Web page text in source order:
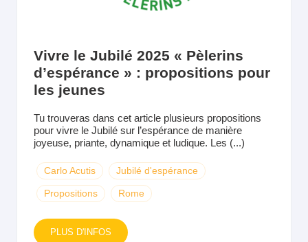
Vivre le Jubilé 2025 « Pèlerins
d’espérance » : propositions pour
les jeunes
Tu trouveras dans cet article plusieurs propositions
pour vivre le Jubilé sur l’espérance de manière
joyeuse, priante, dynamique et ludique. Les (...)
Carlo Acutis Jubilé d'espérance
Propositions Rome
PLUS D'INFOS